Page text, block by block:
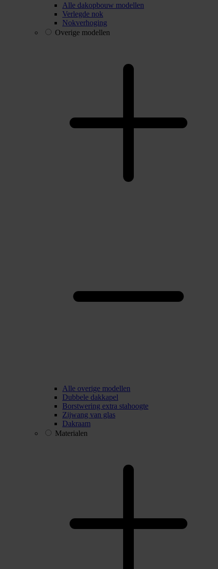
Alle dakopbouw modellen
Verlegde nok
Nokverhoging
Overige modellen
Alle overige modellen
Dubbele dakkapel
Borstwering extra stahoogte
Zijwang van glas
Dakraam
Materialen